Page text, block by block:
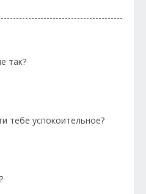
так?
тебе успокоительное?